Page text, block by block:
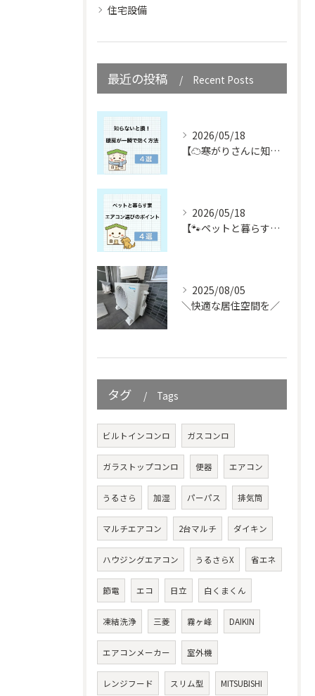
住宅設備
最近の投稿 Recent Posts
2026/05/18
【☁️寒がりさんに知ってほしい☁️】
2026/05/18
【🐾ペットと暮らす皆さん必見🐾】
2025/08/05
＼快適な居住空間を／
タグ Tags
ビルトインコンロ ガスコンロ
ガラストップコンロ 便器 エアコン
うるさら 加湿 パーパス 排気筒
マルチエアコン 2台マルチ ダイキン
ハウジングエアコン うるさらX 省エネ
節電 エコ 日立 白くまくん
凍結洗浄 三菱 霧ヶ峰 DAIKIN
エアコンメーカー 室外機
レンジフード スリム型 MITSUBISHI